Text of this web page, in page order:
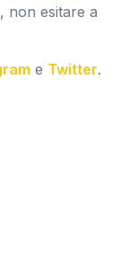
non esitare a
e Twitter.